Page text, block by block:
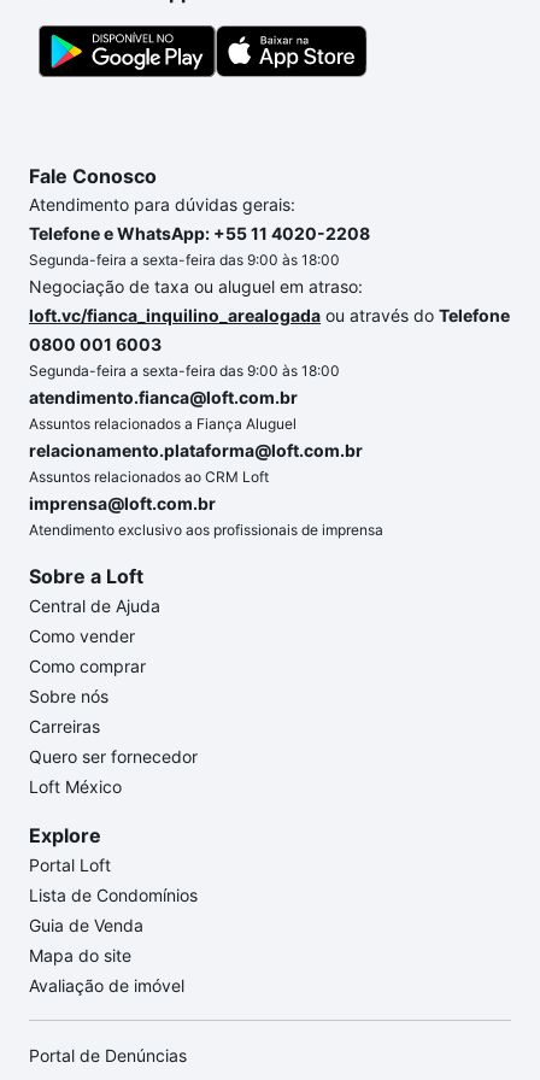
Fale Conosco
Atendimento para dúvidas gerais:
Telefone e WhatsApp: +55 11 4020-2208
Segunda-feira a sexta-feira das 9:00 às 18:00
Negociação de taxa ou aluguel em atraso:
loft.vc/fianca_inquilino_arealogada ou através do Telefone
0800 001 6003
Segunda-feira a sexta-feira das 9:00 às 18:00
atendimento.fianca@loft.com.br
Assuntos relacionados a Fiança Aluguel
relacionamento.plataforma@loft.com.br
Assuntos relacionados ao CRM Loft
imprensa@loft.com.br
Atendimento exclusivo aos profissionais de imprensa
Sobre a Loft
Central de Ajuda
Como vender
Como comprar
Sobre nós
Carreiras
Quero ser fornecedor
Loft México
Explore
Portal Loft
Lista de Condomínios
Guia de Venda
Mapa do site
Avaliação de imóvel
Portal de Denúncias